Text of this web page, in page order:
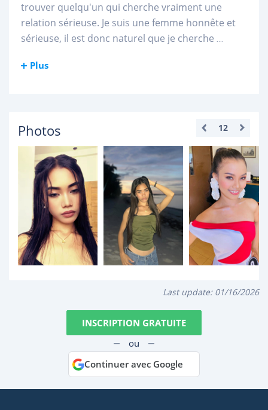
trouver quelqu'un qui cherche vraiment une
relation sérieuse. Je suis une femme honnête et
sérieuse, il est donc naturel que je cherche ...
Plus
Photos 12
Last update: 01/16/2026
INSCRIPTION GRATUITE
ou
Continuer avec Google